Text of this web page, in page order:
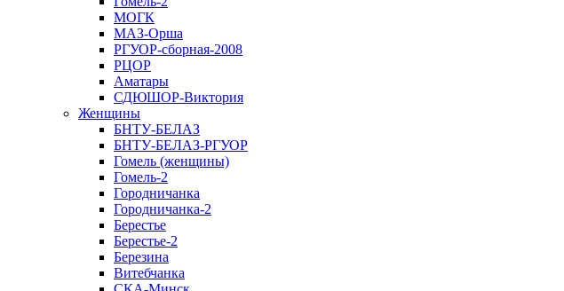
МОГК
МАЗ-Орша
РГУОР-сборная-2008
РЦОР
Аматары
СДЮШОР-Виктория
Женщины
БНТУ-БЕЛАЗ
БНТУ-БЕЛАЗ-РГУОР
Гомель (женщины)
Гомель-2
Городничанка
Городничанка-2
Берестье
Берестье-2
Березина
Витебчанка